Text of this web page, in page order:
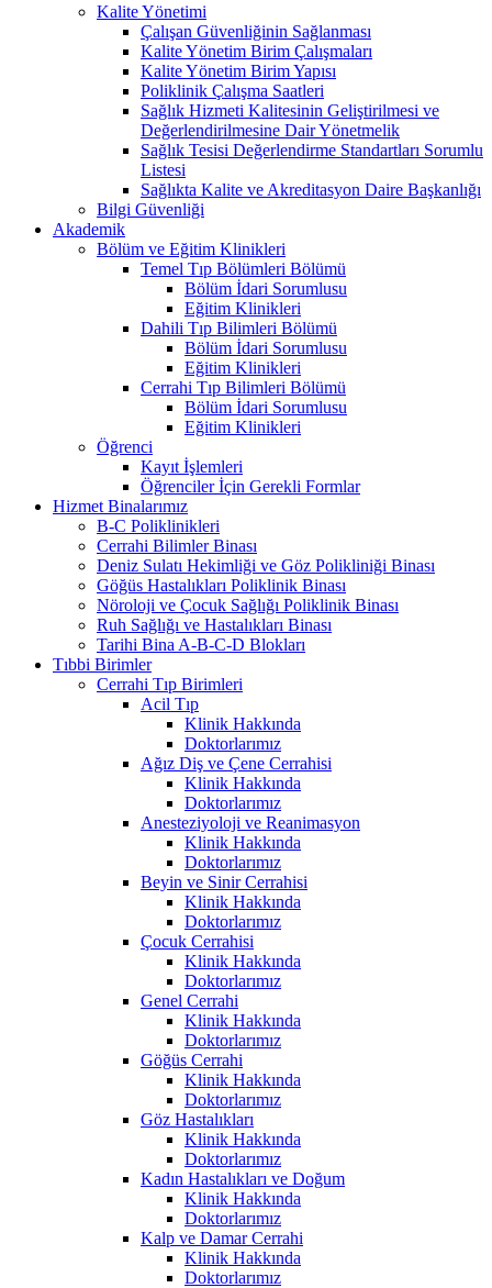
Kalite Yönetimi
Çalışan Güvenliğinin Sağlanması
Kalite Yönetim Birim Çalışmaları
Kalite Yönetim Birim Yapısı
Poliklinik Çalışma Saatleri
Sağlık Hizmeti Kalitesinin Geliştirilmesi ve
Değerlendirilmesine Dair Yönetmelik
Sağlık Tesisi Değerlendirme Standartları Sorumlu
Listesi
Sağlıkta Kalite ve Akreditasyon Daire Başkanlığı
Bilgi Güvenliği
Akademik
Bölüm ve Eğitim Klinikleri
Temel Tıp Bölümleri Bölümü
Bölüm İdari Sorumlusu
Eğitim Klinikleri
Dahili Tıp Bilimleri Bölümü
Bölüm İdari Sorumlusu
Eğitim Klinikleri
Cerrahi Tıp Bilimleri Bölümü
Bölüm İdari Sorumlusu
Eğitim Klinikleri
Öğrenci
Kayıt İşlemleri
Öğrenciler İçin Gerekli Formlar
Hizmet Binalarımız
B-C Poliklinikleri
Cerrahi Bilimler Binası
Deniz Sulatı Hekimliği ve Göz Polikliniği Binası
Göğüs Hastalıkları Poliklinik Binası
Nöroloji ve Çocuk Sağlığı Poliklinik Binası
Ruh Sağlığı ve Hastalıkları Binası
Tarihi Bina A-B-C-D Blokları
Tıbbi Birimler
Cerrahi Tıp Birimleri
Acil Tıp
Klinik Hakkında
Doktorlarımız
Ağız Diş ve Çene Cerrahisi
Klinik Hakkında
Doktorlarımız
Anesteziyoloji ve Reanimasyon
Klinik Hakkında
Doktorlarımız
Beyin ve Sinir Cerrahisi
Klinik Hakkında
Doktorlarımız
Çocuk Cerrahisi
Klinik Hakkında
Doktorlarımız
Genel Cerrahi
Klinik Hakkında
Doktorlarımız
Göğüs Cerrahi
Klinik Hakkında
Doktorlarımız
Göz Hastalıkları
Klinik Hakkında
Doktorlarımız
Kadın Hastalıkları ve Doğum
Klinik Hakkında
Doktorlarımız
Kalp ve Damar Cerrahi
Klinik Hakkında
Doktorlarımız